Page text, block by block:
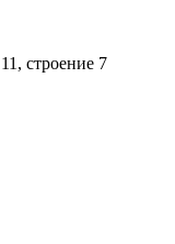
строение 7